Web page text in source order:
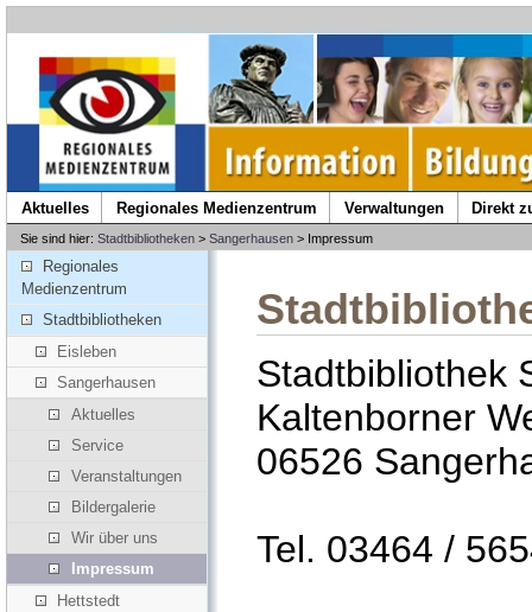
Aktuelles Regionales Medienzentrum Verwaltungen Direkt
Sie sind hier: Stadtbibliotheken> Sangerhausen> Impressum
Regionales
Medienzentrum
Stadtbibliotheken
Eisleben
Sangerhausen
Aktuelles
Service
Veranstaltungen
Bildergalerie
Wir über uns
Impressum
Hettstedt
Stadtbibliothek
Kaltenborner
06526
Tel. 03464 /